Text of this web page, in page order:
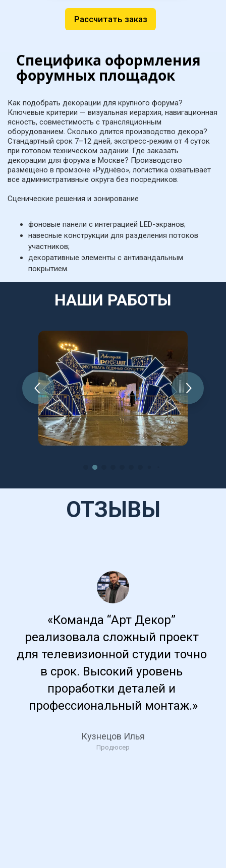
Рассчитать заказ
Специфика оформления
форумных площадок
Как подобрать декорации для крупного форума?
Ключевые критерии — визуальная иерархия, навигационная
ясность, совместимость с трансляционным
оборудованием. Сколько длится производство декора?
Стандартный срок 7–12 дней, экспресс-режим от 4 суток
при готовом техническом задании. Где заказать
декорации для форума в Москве? Производство
размещено в промзоне «Руднёво», логистика охватывает
все административные округа без посредников.
Сценические решения и зонирование
фоновые панели с интеграцией LED-экранов;
навесные конструкции для разделения потоков
участников;
декоративные элементы с антивандальным
покрытием.
НАШИ РАБОТЫ
ОТЗЫВЫ
«Команда “Арт Декор”
реализовала сложный проект
для телевизионной студии точно
в срок. Высокий уровень
проработки деталей и
профессиональный монтаж.»
Кузнецов Илья
Продюсер